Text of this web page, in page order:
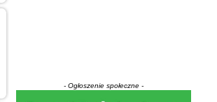
- Ogłoszenie społeczne -